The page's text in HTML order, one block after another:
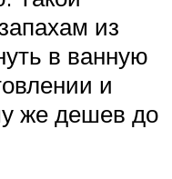
из
в ванную
и
же дешев до